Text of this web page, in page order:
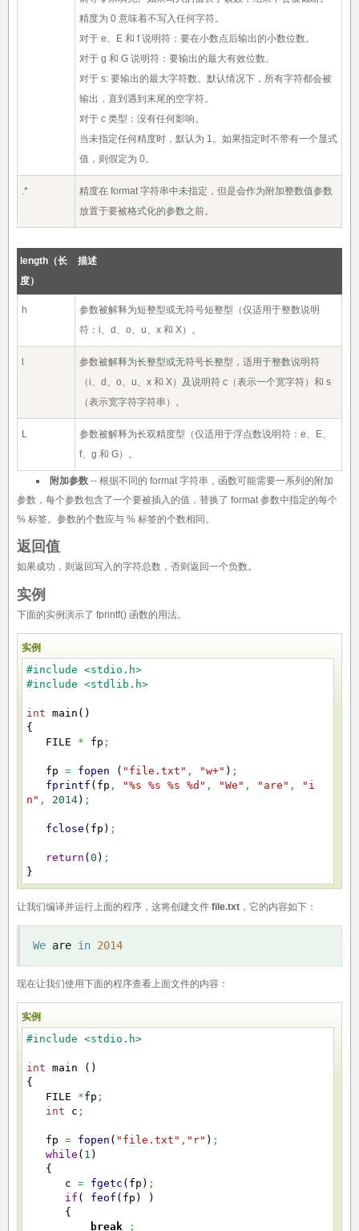
精度为 0 意味着不写入任何字符。
对于 e、E 和 f 说明符：要在小数点后输出的小数位数。
对于 g 和 G 说明符：要输出的最大有效位数。
对于 s: 要输出的最大字符数。默认情况下，所有字符都会被
输出，直到遇到末尾的空字符。
对于 c 类型：没有任何影响。
当未指定任何精度时，默认为 1。如果指定时不带有一个显式
值，则假定为 0。
.*
精度在 format 字符串中未指定，但是会作为附加整数值参数
放置于要被格式化的参数之前。
length（长
度）
描述
h
参数被解释为短整型或无符号短整型（仅适用于整数说明
符：i、d、o、u、x 和 X）。
参数被解释为长整型或无符号长整型，适用于整数说明符
（i、d、o、u、x 和 X）及说明符 c（表示一个宽字符）和 s
（表示宽字符字符串）。
L
参数被解释为长双精度型（仅适用于浮点数说明符：e、E、
f、g 和 G）。
附加参数 -- 根据不同的 format 字符串，函数可能需要一系列的附加
参数，每个参数包含了一个要被插入的值，替换了 format 参数中指定的每个
% 标签。参数的个数应与 % 标签的个数相同。
返回值
如果成功，则返回写入的字符总数，否则返回一个负数。
实例
下面的实例演示了 fprintf() 函数的用法。
实例
#include <stdio.h>
#include <stdlib.h>
int main ( )
{
FILE * fp ;
fp = fopen ( "file.txt" , "w+" ) ;
fprintf ( fp , "%s %s %s %d" , "We" , "are" ,
"i
n" , 2014) ;
fclose ( fp ) ;
return ( 0 ) ;
}
让我们编译并运行上面的程序，这将创建文件 file.txt ，它的内容如下：
We are in 2014
现在让我们使用下面的程序查看上面文件的内容：
实例
#include <stdio.h>
int main ( )
{
FILE *fp ;
int c ;
fp = fopen ( "file.txt" , "r" ) ;
while ( 1 )
{
c = fgetc ( fp ) ;
if ( feof ( fp )
)
{
break
;